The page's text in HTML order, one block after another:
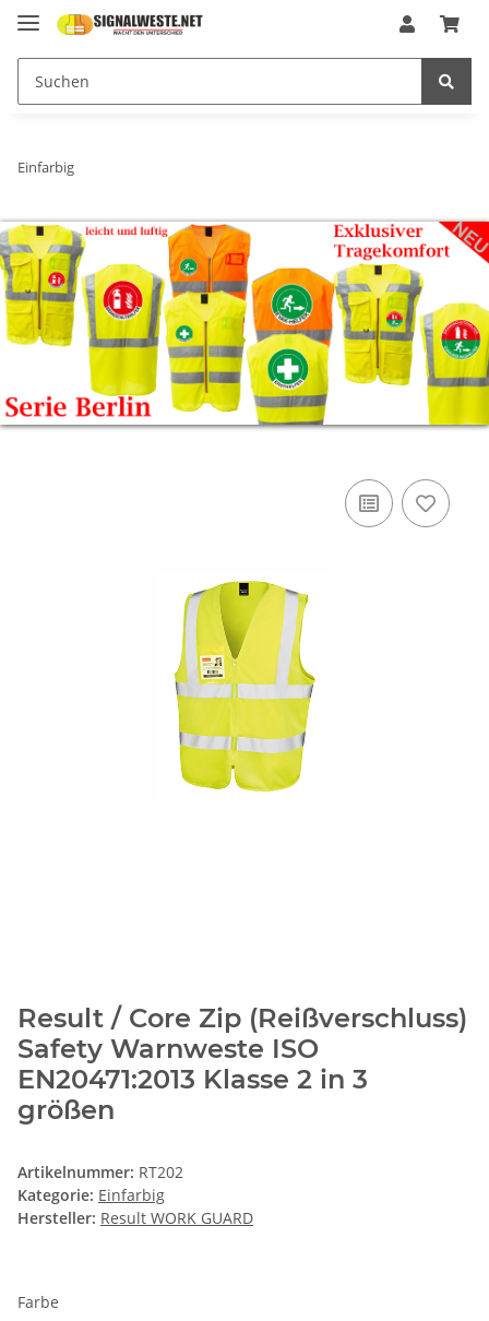
Einfarbig
Result / Core Zip (Reißverschluss)
Safety Warnweste ISO
EN20471:2013 Klasse 2 in 3
größen
Artikelnummer: RT202
Kategorie: Einfarbig
Hersteller: Result WORK GUARD
Farbe